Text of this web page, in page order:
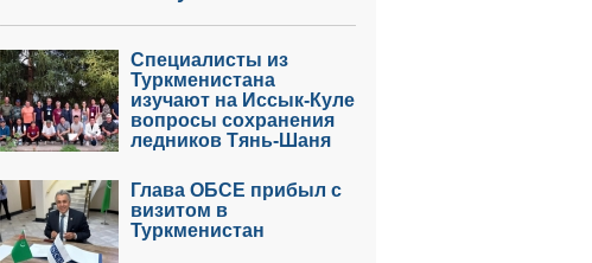
Специалисты из
Туркменистана
изучают на Иссык-Куле
вопросы сохранения
ледников Тянь-Шаня
Глава ОБСЕ прибыл с
визитом в
Туркменистан